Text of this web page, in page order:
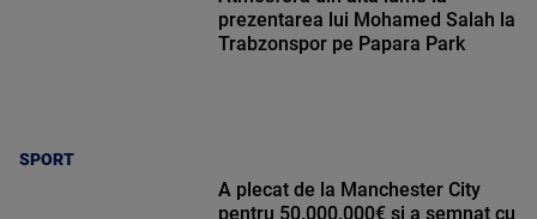
SPORT
prezentarea lui Mohamed Salah la
Trabzonspor pe Papara Park
A plecat de la Manchester City
pentru 50.000.000€ și a semnat cu